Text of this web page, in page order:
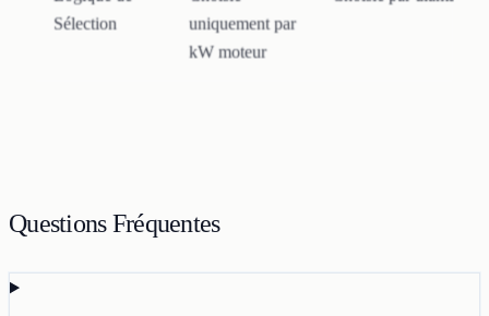
Sélection uniquement par
kW moteur
Questions Fréquentes